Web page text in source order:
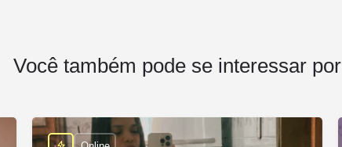
Você também pode se interessar por